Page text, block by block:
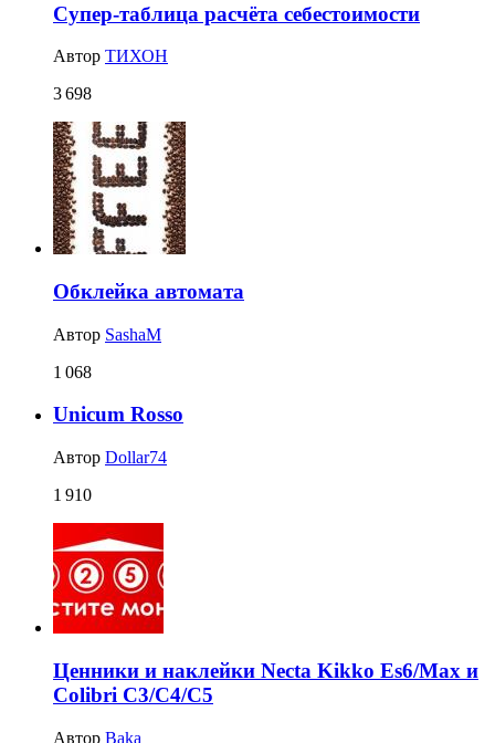
Супер-таблица расчёта себестоимости
Автор ТИХОН
3 698
Обклейка автомата
Автор SashaM
1 068
Unicum Rosso
Автор Dollar74
1 910
Ценники и наклейки Necta Kikko Es6/Max и
Colibri C3/C4/C5
Автор Baka